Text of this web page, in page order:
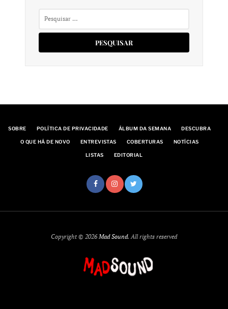
SOBRE POLÍTICA DE PRIVACIDADE ÁLBUM DA SEMANA DESCUBRA
O QUE HÁ DE NOVO ENTREVISTAS COBERTURAS NOTÍCIAS
LISTAS EDITORIAL
Copyright © 2026Mad Sound. All rights reserved